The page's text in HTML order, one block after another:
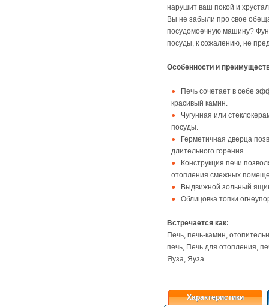
нарушит ваш покой и
Вы не забыли про свое
посудомоечную машину?
посуды, к сожалению, не
Особенности и
Печь сочетает в себе
красивый камин.
Чугунная или
посуды.
Герметичная дверца
длительного горения.
Конструкция печи
отопления смежных
Выдвижной зольный
Облицовка топки
Встречается как:
Печь, печь-камин,
печь, Печь для отопления,
Яуза, Яуза
Характеристики